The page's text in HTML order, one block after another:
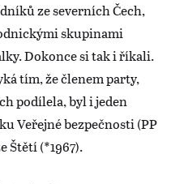
ze severních Čech,
skupinami
Dokonce si tak i říkali.
tím, že členem party,
podílela, byl i jeden
Veřejné bezpečnosti (PP
Štětí (*1967).